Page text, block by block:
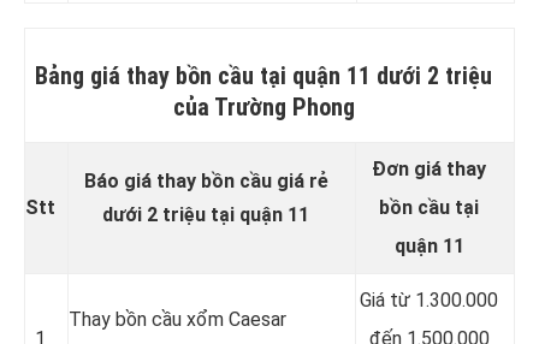
Bảng giá thay bồn cầu tại quận 11 dưới 2 triệu
của Trường Phong
Stt
Báo giá thay bồn cầu giá rẻ
dưới 2 triệu tại quận 11
Đơn giá thay
bồn cầu tại
quận 11
1
Thay bồn cầu xổm Caesar
Giá từ 1.300.000
đến 1.500.000